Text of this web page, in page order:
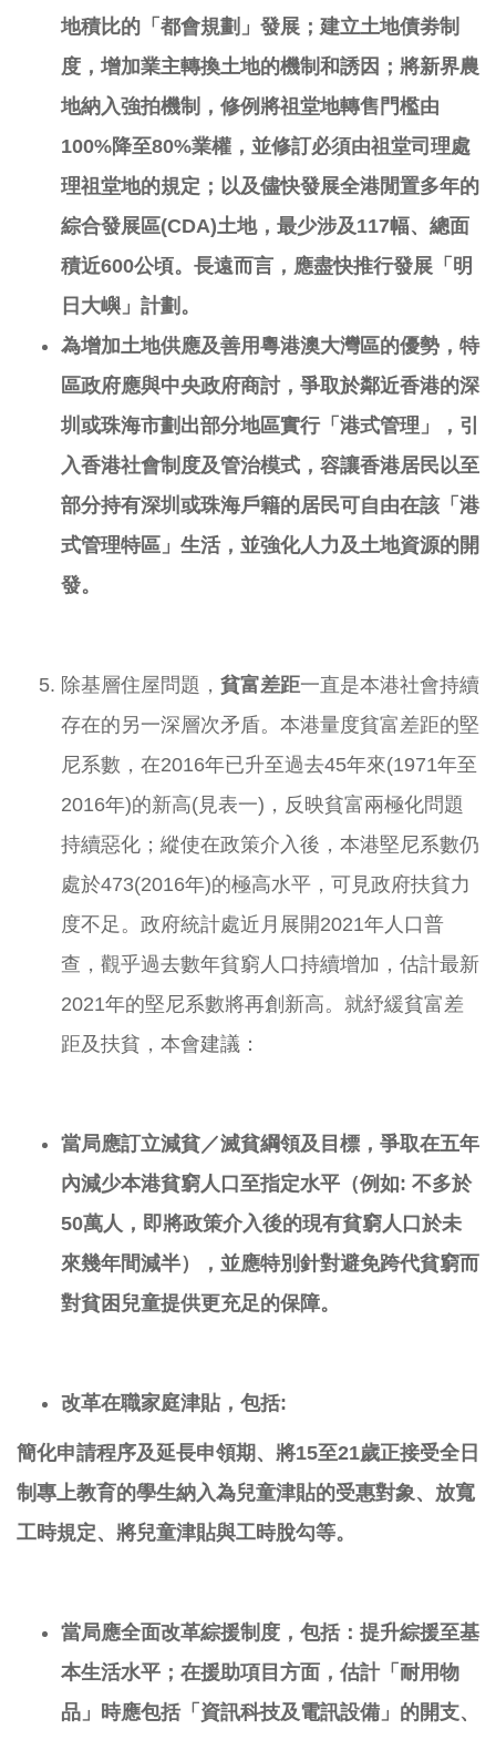
地積比的「都會規劃」發展；建立土地債劵制
度，增加業主轉換土地的機制和誘因；將新界農
地納入強拍機制，修例將祖堂地轉售門檻由
100%降至80%業權，並修訂必須由祖堂司理處
理祖堂地的規定；以及儘快發展全港閒置多年的
綜合發展區(CDA)土地，最少涉及117幅、總面
積近600公頃。長遠而言，應盡快推行發展「明
日大嶼」計劃。
為增加土地供應及善用粵港澳大灣區的優勢，特
區政府應與中央政府商討，爭取於鄰近香港的深
圳或珠海市劃出部分地區實行「港式管理」，引
入香港社會制度及管治模式，容讓香港居民以至
部分持有深圳或珠海戶籍的居民可自由在該「港
式管理特區」生活，並強化人力及土地資源的開
發。
除基層住屋問題， 貧富差距一直是本港社會持續
存在的另一深層次矛盾。本港量度貧富差距的堅
尼系數，在2016年已升至過去45年來(1971年至
2016年)的新高(見表一)，反映貧富兩極化問題
持續惡化；縱使在政策介入後，本港堅尼系數仍
處於473(2016年)的極高水平，可見政府扶貧力
度不足。政府統計處近月展開2021年人口普
查，觀乎過去數年貧窮人口持續增加，估計最新
2021年的堅尼系數將再創新高。就紓緩貧富差
距及扶貧，本會建議：
當局應訂立減貧／滅貧綱領及目標，爭取在五年
內減少本港貧窮人口至指定水平（例如: 不多於
50萬人，即將政策介入後的現有貧窮人口於未
來幾年間減半），並應特別針對避免跨代貧窮而
對貧困兒童提供更充足的保障。
改革在職家庭津貼，包括:
簡化申請程序及延長申領期 、 將15至21歲正接受全日
制專上教育的學生納入為兒童津貼的受惠對象、 放寬
工時規定、 將兒童津貼與工時脫勾等。
當局應全面改革綜援制度，包括：提升綜援至基
本生活水平；在援助項目方面 ，估計「耐用物
品」時應包括「資訊科技及電訊設備」的開支、